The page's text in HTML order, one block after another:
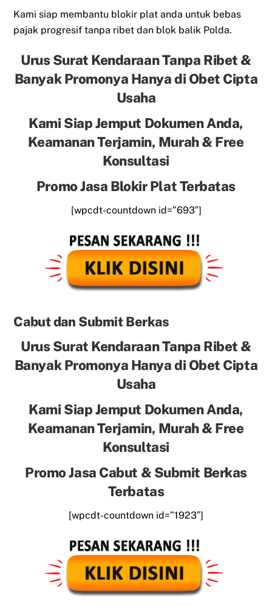
Kami siap membantu blokir plat anda untuk bebas
pajak progresif tanpa ribet dan blok balik Polda.
Urus Surat Kendaraan Tanpa Ribet &
Banyak Promonya Hanya di Obet Cipta
Usaha
Kami Siap Jemput Dokumen Anda,
Keamanan Terjamin, Murah & Free
Konsultasi
Promo Jasa Blokir Plat Terbatas
[wpcdt-countdown id=”693″]
Cabut dan Submit Berkas
Urus Surat Kendaraan Tanpa Ribet &
Banyak Promonya Hanya di Obet Cipta
Usaha
Kami Siap Jemput Dokumen Anda,
Keamanan Terjamin, Murah & Free
Konsultasi
Promo Jasa Cabut & Submit Berkas
Terbatas
[wpcdt-countdown id=”1923″]